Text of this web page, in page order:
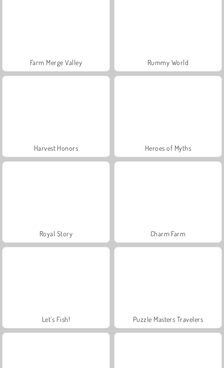
Farm Merge Valley Rummy World
Harvest Honors Heroes of Myths
Royal Story Charm Farm
Let's Fish! Puzzle Masters Travelers